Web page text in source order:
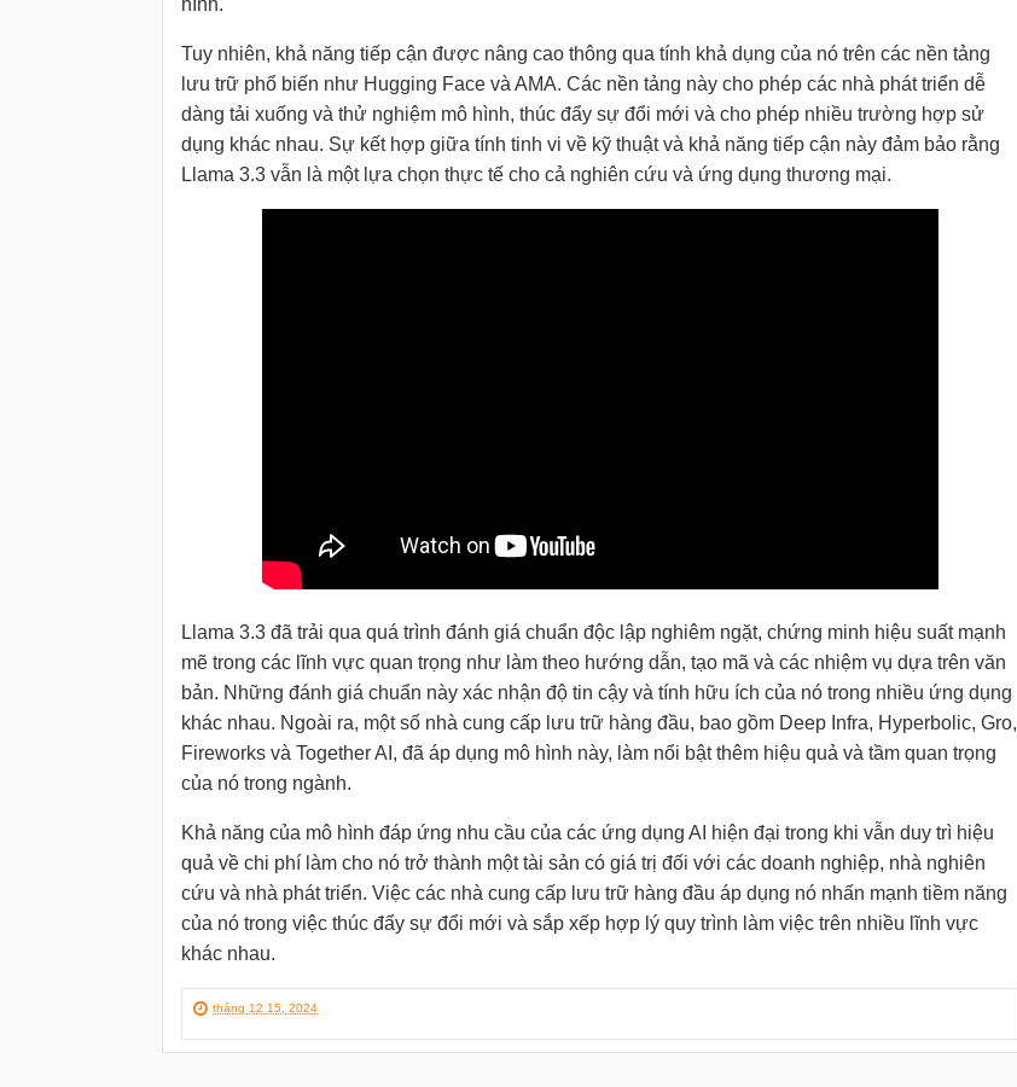
hình.
Tuy nhiên, khả năng tiếp cận được nâng cao thông qua tính khả dụng của nó trên các nền tảng
lưu trữ phổ biến như Hugging Face và AMA. Các nền tảng này cho phép các nhà phát triển dễ
dàng tải xuống và thử nghiệm mô hình, thúc đẩy sự đổi mới và cho phép nhiều trường hợp sử
dụng khác nhau. Sự kết hợp giữa tính tinh vi về kỹ thuật và khả năng tiếp cận này đảm bảo rằng
Llama 3.3 vẫn là một lựa chọn thực tế cho cả nghiên cứu và ứng dụng thương mại.
Llama 3.3 đã trải qua quá trình đánh giá chuẩn độc lập nghiêm ngặt, chứng minh hiệu suất mạnh
mẽ trong các lĩnh vực quan trọng như làm theo hướng dẫn, tạo mã và các nhiệm vụ dựa trên văn
bản. Những đánh giá chuẩn này xác nhận độ tin cậy và tính hữu ích của nó trong nhiều ứng dụng
khác nhau. Ngoài ra, một số nhà cung cấp lưu trữ hàng đầu, bao gồm Deep Infra, Hyperbolic, Gro,
Fireworks và Together AI, đã áp dụng mô hình này, làm nổi bật thêm hiệu quả và tầm quan trọng
của nó trong ngành.
Khả năng của mô hình đáp ứng nhu cầu của các ứng dụng AI hiện đại trong khi vẫn duy trì hiệu
quả về chi phí làm cho nó trở thành một tài sản có giá trị đối với các doanh nghiệp, nhà nghiên
cứu và nhà phát triển. Việc các nhà cung cấp lưu trữ hàng đầu áp dụng nó nhấn mạnh tiềm năng
của nó trong việc thúc đẩy sự đổi mới và sắp xếp hợp lý quy trình làm việc trên nhiều lĩnh vực
khác nhau.
tháng 12 15, 2024